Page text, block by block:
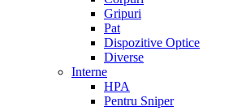
Gripuri
Pat
Dispozitive Optice
Diverse
Interne
HPA
Pentru Sniper